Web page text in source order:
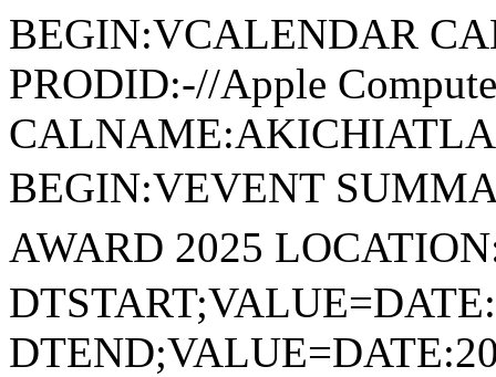
BEGIN:VCALENDAR
PRODID:-//Apple
BEGIN:VEVENT
AWARD 2025